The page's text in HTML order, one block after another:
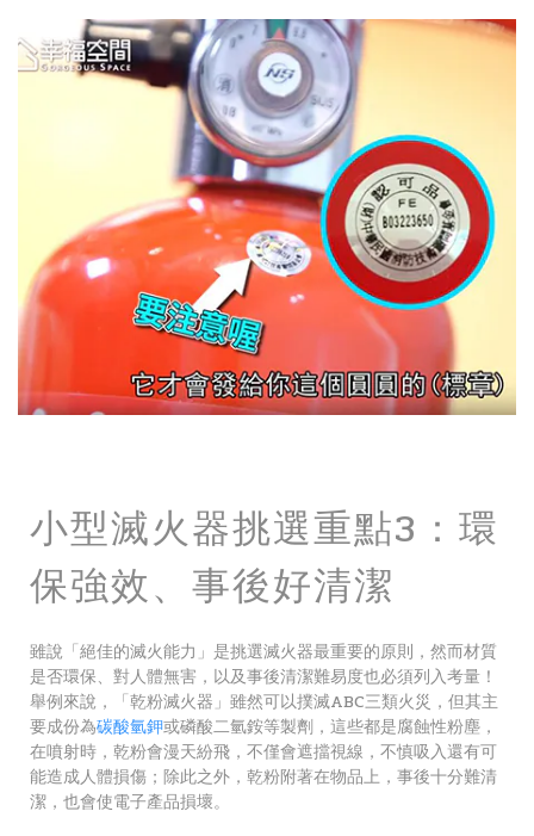
小型滅火器挑選重點3：環
保強效、事後好清潔
雖說「絕佳的滅火能力」是挑選滅火器最重要的原則，然而材質
是否環保、對人體無害，以及事後清潔難易度也必須列入考量！
舉例來說，「乾粉滅火器」雖然可以撲滅ABC三類火災，但其主
要成份為碳酸氫鉀或磷酸二氫銨等製劑，這些都是腐蝕性粉塵，
在噴射時，乾粉會漫天紛飛，不僅會遮擋視線，不慎吸入還有可
能造成人體損傷；除此之外，乾粉附著在物品上，事後十分難清
潔，也會使電子產品損壞。